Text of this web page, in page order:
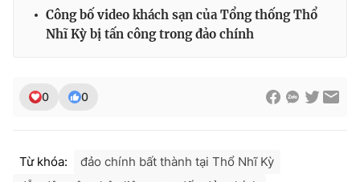
Cơ quan chủ quản:Đài Truyền hình Việt Nam
Cơ quan báo chí:
Thời báo VTV
Tổng Biên tập:
Tổng đài VTV:024.38 355 931 - 024.38 355 932
Công bố video khách sạn của Tổng thống Thổ
Nhĩ Kỳ bị tấn công trong đảo chính
0 0
Từ khóa:
đảo chính bất thành tại Thổ Nhĩ Kỳ